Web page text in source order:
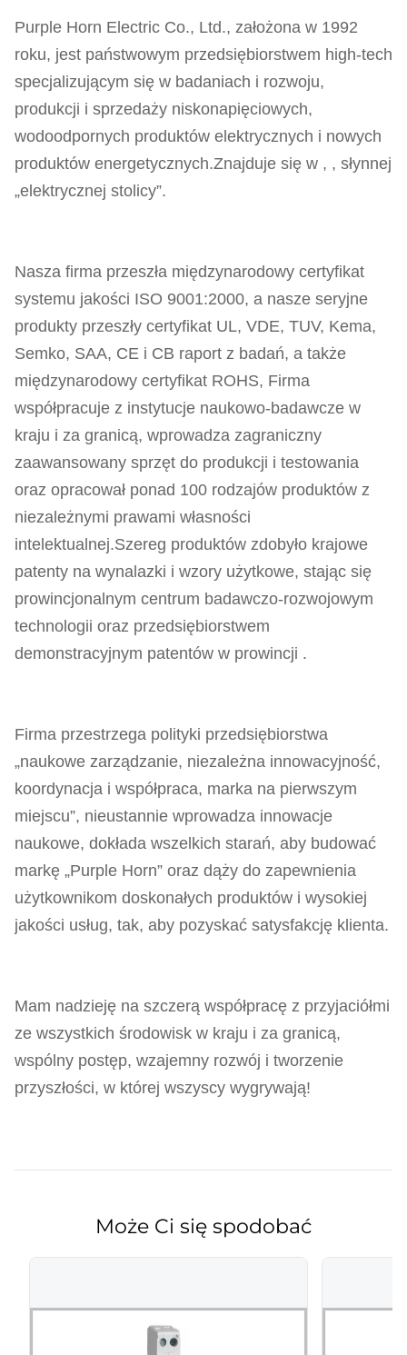
Purple Horn Electric Co., Ltd., założona w 1992
roku, jest państwowym przedsiębiorstwem high-tech
specjalizującym się w badaniach i rozwoju,
produkcji i sprzedaży niskonapięciowych,
wodoodpornych produktów elektrycznych i nowych
produktów energetycznych.Znajduje się w , , słynnej
„elektrycznej stolicy”.
Nasza firma przeszła międzynarodowy certyfikat
systemu jakości ISO 9001:2000, a nasze seryjne
produkty przeszły certyfikat UL, VDE, TUV, Kema,
Semko, SAA, CE i CB raport z badań, a także
międzynarodowy certyfikat ROHS, Firma
współpracuje z instytucje naukowo-badawcze w
kraju i za granicą, wprowadza zagraniczny
zaawansowany sprzęt do produkcji i testowania
oraz opracował ponad 100 rodzajów produktów z
niezależnymi prawami własności
intelektualnej.Szereg produktów zdobyło krajowe
patenty na wynalazki i wzory użytkowe, stając się
prowincjonalnym centrum badawczo-rozwojowym
technologii oraz przedsiębiorstwem
demonstracyjnym patentów w prowincji .
Firma przestrzega polityki przedsiębiorstwa
„naukowe zarządzanie, niezależna innowacyjność,
koordynacja i współpraca, marka na pierwszym
miejscu”, nieustannie wprowadza innowacje
naukowe, dokłada wszelkich starań, aby budować
markę „Purple Horn” oraz dąży do zapewnienia
użytkownikom doskonałych produktów i wysokiej
jakości usług, tak, aby pozyskać satysfakcję klienta.
Mam nadzieję na szczerą współpracę z przyjaciółmi
ze wszystkich środowisk w kraju i za granicą,
wspólny postęp, wzajemny rozwój i tworzenie
przyszłości, w której wszyscy wygrywają!
Może Ci się spodobać